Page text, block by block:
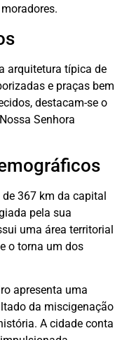
arquitetura típica de
e praças bem
destacam-se o
Senhora
367 km da capital
pela sua
uma área territorial
o torna um dos
apresenta uma
da miscigenação
A cidade conta